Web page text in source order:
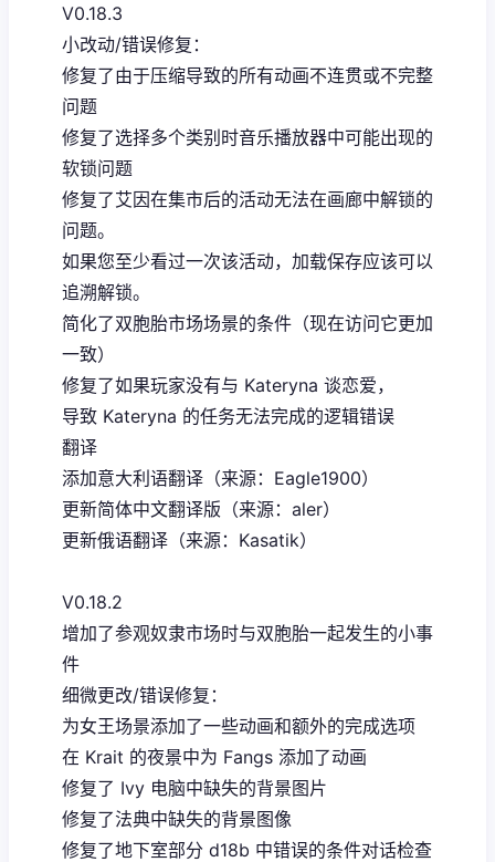
V0.18.3
小改动/错误修复：
修复了由于压缩导致的所有动画不连贯或不完整
问题
修复了选择多个类别时音乐播放器中可能出现的
软锁问题
修复了艾因在集市后的活动无法在画廊中解锁的
问题。
如果您至少看过一次该活动，加载保存应该可以
追溯解锁。
简化了双胞胎市场场景的条件（现在访问它更加
一致）
修复了如果玩家没有与 Kateryna 谈恋爱，
导致 Kateryna 的任务无法完成的逻辑错误
翻译
添加意大利语翻译（来源：Eagle1900）
更新简体中文翻译版（来源：aler）
更新俄语翻译（来源：Kasatik）
V0.18.2
增加了参观奴隶市场时与双胞胎一起发生的小事
件
细微更改/错误修复：
为女王场景添加了一些动画和额外的完成选项
在 Krait 的夜景中为 Fangs 添加了动画
修复了 Ivy 电脑中缺失的背景图片
修复了法典中缺失的背景图像
修复了地下室部分 d18b 中错误的条件对话检查